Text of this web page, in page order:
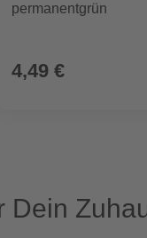
permanentgrün
4,49 €